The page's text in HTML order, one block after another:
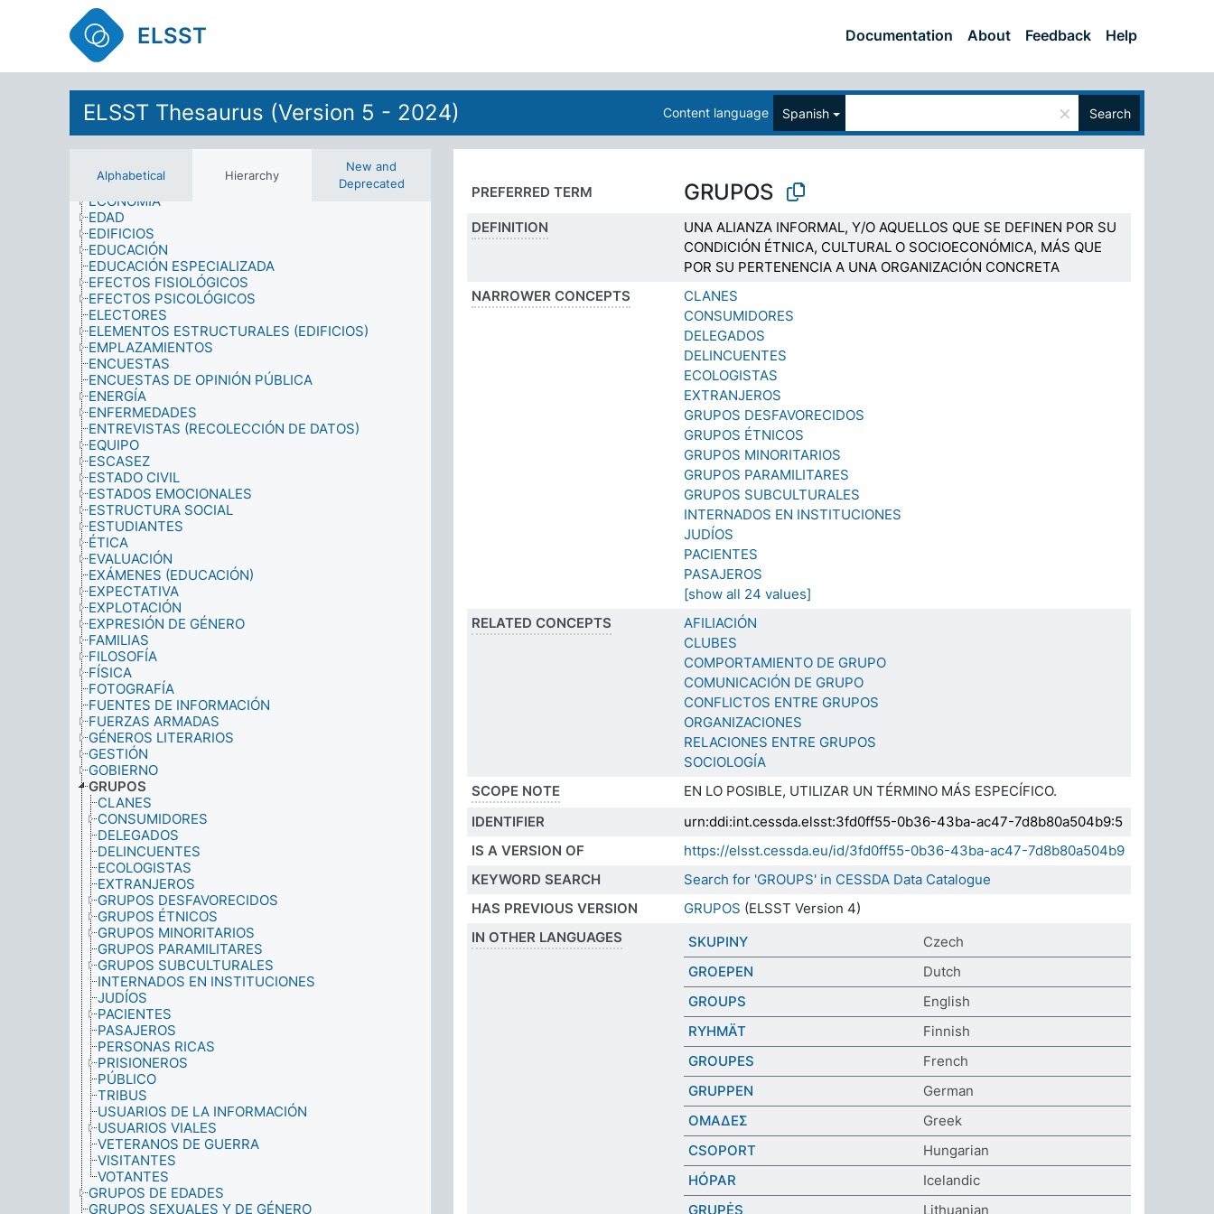
ELSST Documentation About Feedback Help
ELSST Thesaurus (Version 5 - 2024) Content language Spanish × Search
Alphabetical Hierarchy
New and
Deprecated
DEMENCIA SENIL
DEMOGRAFÍA
DEPORTE
DERECHO Y JUSTICIA
DERECHOS DE GRUPOS ESPECIALES
DERECHOS Y PRIVILEGIOS
DESARME
DESARROLLO
DESARROLLO COMUNITARIO
DESCENDENCIA ILEGÍTIMA
DISCAPACIDADES
DISCRIMINACIÓN
ECONOMÍA
EDAD
EDIFICIOS
EDUCACIÓN
EDUCACIÓN ESPECIALIZADA
EFECTOS FISIOLÓGICOS
EFECTOS PSICOLÓGICOS
ELECTORES
ELEMENTOS ESTRUCTURALES (EDIFICIOS)
EMPLAZAMIENTOS
ENCUESTAS
ENCUESTAS DE OPINIÓN PÚBLICA
ENERGÍA
ENFERMEDADES
ENTREVISTAS (RECOLECCIÓN DE DATOS)
EQUIPO
ESCASEZ
ESTADO CIVIL
ESTADOS EMOCIONALES
ESTRUCTURA SOCIAL
ESTUDIANTES
ÉTICA
EVALUACIÓN
EXÁMENES (EDUCACIÓN)
EXPECTATIVA
EXPLOTACIÓN
EXPRESIÓN DE GÉNERO
FAMILIAS
FILOSOFÍA
FÍSICA
FOTOGRAFÍA
FUENTES DE INFORMACIÓN
FUERZAS ARMADAS
GÉNEROS LITERARIOS
GESTIÓN
GOBIERNO
GRUPOS
CLANES
CONSUMIDORES
DELEGADOS
DELINCUENTES
ECOLOGISTAS
EXTRANJEROS
GRUPOS DESFAVORECIDOS
GRUPOS ÉTNICOS
GRUPOS MINORITARIOS
GRUPOS PARAMILITARES
GRUPOS SUBCULTURALES
INTERNADOS EN INSTITUCIONES
JUDÍOS
PACIENTES
PASAJEROS
PERSONAS RICAS
PRISIONEROS
PÚBLICO
TRIBUS
USUARIOS DE LA INFORMACIÓN
USUARIOS VIALES
VETERANOS DE GUERRA
VISITANTES
VOTANTES
GRUPOS DE EDADES
GRUPOS SEXUALES Y DE GÉNERO
PREFERRED TERM GRUPOS
DEFINITION
UNA ALIANZA INFORMAL, Y/O AQUELLOS QUE SE DEFINEN POR SU
CONDICIÓN ÉTNICA, CULTURAL O SOCIOECONÓMICA, MÁS QUE
POR SU PERTENENCIA A UNA ORGANIZACIÓN CONCRETA
NARROWER CONCEPTS
CLANES
CONSUMIDORES
DELEGADOS
DELINCUENTES
ECOLOGISTAS
EXTRANJEROS
GRUPOS DESFAVORECIDOS
GRUPOS ÉTNICOS
GRUPOS MINORITARIOS
GRUPOS PARAMILITARES
GRUPOS SUBCULTURALES
INTERNADOS EN INSTITUCIONES
JUDÍOS
PACIENTES
PASAJEROS
[show all 24 values]
RELATED CONCEPTS
AFILIACIÓN
CLUBES
COMPORTAMIENTO DE GRUPO
COMUNICACIÓN DE GRUPO
CONFLICTOS ENTRE GRUPOS
ORGANIZACIONES
RELACIONES ENTRE GRUPOS
SOCIOLOGÍA
SCOPE NOTE
EN LO POSIBLE, UTILIZAR UN TÉRMINO MÁS ESPECÍFICO.
IDENTIFIER
urn:ddi:int.cessda.elsst:3fd0ff55-0b36-43ba-ac47-7d8b80a504b9:5
IS A VERSION OF
https://elsst.cessda.eu/id/3fd0ff55-0b36-43ba-ac47-7d8b80a504b9
KEYWORD SEARCH
Search for 'GROUPS' in CESSDA Data Catalogue
HAS PREVIOUS VERSION
GRUPOS (ELSST Version 4)
IN OTHER LANGUAGES
SKUPINY
Czech
GROEPEN
Dutch
GROUPS
English
RYHMÄT
Finnish
GROUPES
French
GRUPPEN
German
ΟΜΑΔΕΣ
Greek
CSOPORT
Hungarian
HÓPAR
Icelandic
GRUPĖS
Lithuanian